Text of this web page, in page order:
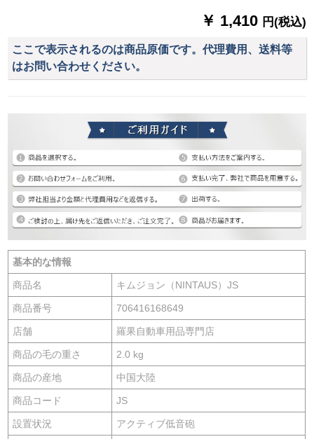
￥ 1,410 円(税込)
ここで表示されるのは商品原価です。代理費用、送料等
はお問い合わせください。
基本的な情報
商品名 キムジョン（NINTAUS）JS
商品番号 706416168649
店舗 羅果自動車用品専門店
商品の毛の重さ 2.0 kg
商品の産地 中国大陸
商品コード JS
設置状況 アクティブ低音砲